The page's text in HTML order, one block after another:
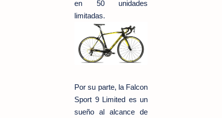
en 50 unidades
limitadas.
Por su parte, la Falcon
Sport 9 Limited es un
sueño al alcance de